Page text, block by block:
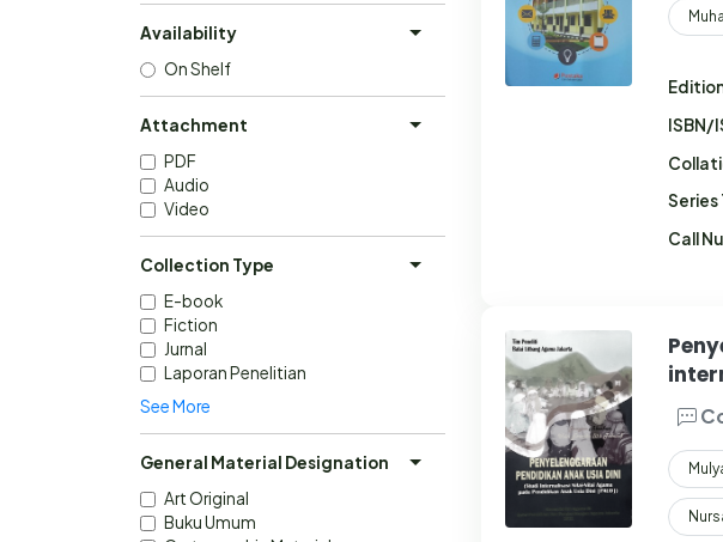
Availability
On Shelf
Attachment
PDF
Audio
Video
Collection Type
E-book
Fiction
Jurnal
Laporan Penelitian
See More
General Material Designation
Art Original
Buku Umum
ISBN/
Series
Call